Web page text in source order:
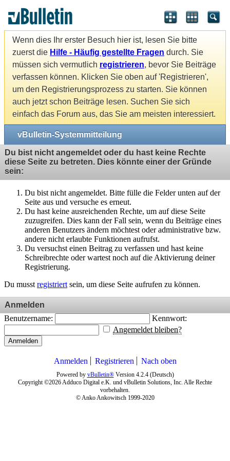
Wenn dies Ihr erster Besuch hier ist, lesen Sie bitte
zuerst die Hilfe - Häufig gestellte Fragen durch. Sie
müssen sich vermutlich registrieren, bevor Sie Beiträge
verfassen können. Klicken Sie oben auf 'Registrieren',
um den Registrierungsprozess zu starten. Sie können
auch jetzt schon Beiträge lesen. Suchen Sie sich
einfach das Forum aus, das Sie am meisten interessiert.
vBulletin-Systemmitteilung
Du bist nicht angemeldet oder du hast keine Rechte
diese Seite zu betreten. Dies könnte einer der Gründe
sein:
Du bist nicht angemeldet. Bitte fülle die Felder unten auf der
Seite aus und versuche es erneut.
Du hast keine ausreichenden Rechte, um auf diese Seite
zuzugreifen. Dies kann der Fall sein, wenn du Beiträge eines
anderen Benutzers ändern möchtest oder administrative bzw.
andere nicht erlaubte Funktionen aufrufst.
Du versuchst einen Beitrag zu verfassen und hast keine
Schreibrechte oder wartest noch auf die Aktivierung deiner
Registrierung.
Du musst registriert sein, um diese Seite aufrufen zu können.
Anmelden
Benutzername:
Kennwort:
Angemeldet bleiben?
Anmelden
Anmelden Registrieren Nach oben
Powered by vBulletin®Version 4.2.4 (Deutsch)
Copyright ©2026 Adduco Digital e.K. und vBulletin Solutions, Inc. Alle Rechte
vorbehalten.
© Anko Ankowitsch 1999-2020